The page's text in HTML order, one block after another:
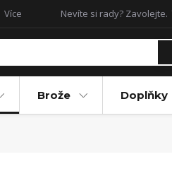
Více Nevíte si rady? Zavolejte.
Brože Doplňky